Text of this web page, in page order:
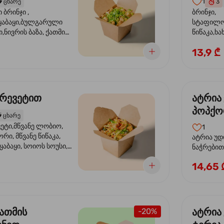
ცხარე
,
ბაზა, ქათმის
ხახვი,სეზამის
3
ბრინჯი,
სოუსი,
13,9 ₾
ცხარე
ლობიო,
მწვანე წიწაკა,
სოიოს სოუსი,
სოუსი, მწვანე ხახვი,
ატრია
სოსუით
1
ატრია
ნაჭრებით,
ნიორი)
14,65
-20%